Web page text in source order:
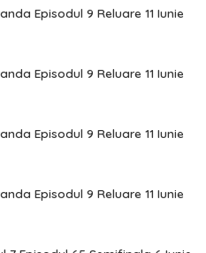
Episodul 9 Reluare 11 Iunie
Episodul 9 Reluare 11 Iunie
Episodul 9 Reluare 11 Iunie
Episodul 9 Reluare 11 Iunie